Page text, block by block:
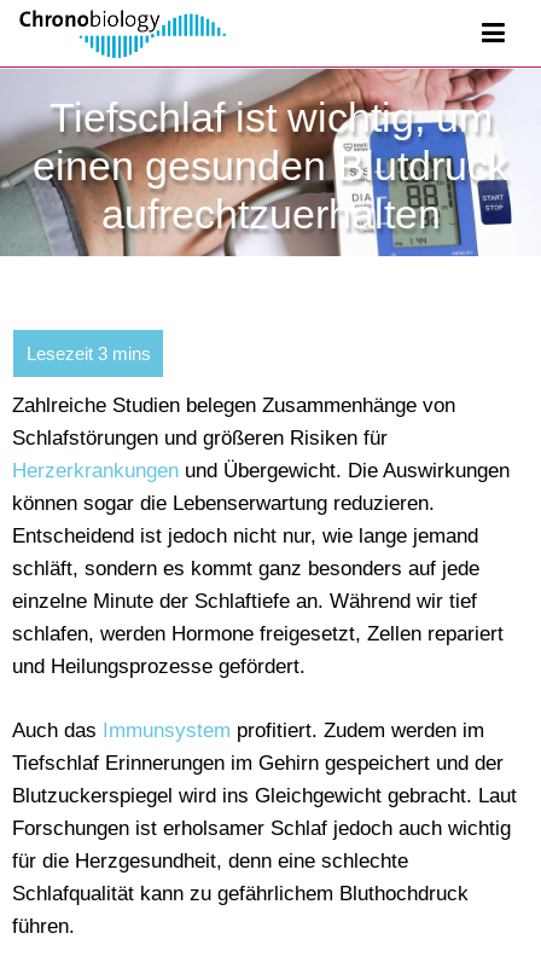
Tiefschlaf ist wichtig, um
einen gesunden Blutdruck
aufrechtzuerhalten
Zahlreiche Studien belegen Zusammenhänge von
Schlafstörungen und größeren Risiken für
Herzerkrankungen und Übergewicht. Die Auswirkungen
können sogar die Lebenserwartung reduzieren.
Entscheidend ist jedoch nicht nur, wie lange jemand
schläft, sondern es kommt ganz besonders auf jede
einzelne Minute der Schlaftiefe an. Während wir tief
schlafen, werden Hormone freigesetzt, Zellen repariert
und Heilungsprozesse gefördert.
Auch das Immunsystem profitiert. Zudem werden im
Tiefschlaf Erinnerungen im Gehirn gespeichert und der
Blutzuckerspiegel wird ins Gleichgewicht gebracht. Laut
Forschungen ist erholsamer Schlaf jedoch auch wichtig
für die Herzgesundheit, denn eine schlechte
Schlafqualität kann zu gefährlichem Bluthochdruck
führen.